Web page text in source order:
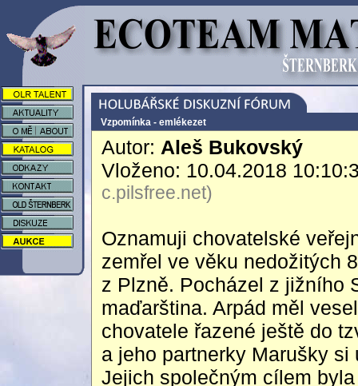
Vzpomínka - emlékezet
Autor: Aleš Bukovský
Vloženo: 10.04.2018
c.pilsfree.net)
Oznamuji chovatelské
zemřel ve věku nedožitých
z Plzně. Pocházel z jižního
maďarština. Arpád měl
chovatele řazené ještě do
a jeho partnerky Marušky
Jejich společným cílem